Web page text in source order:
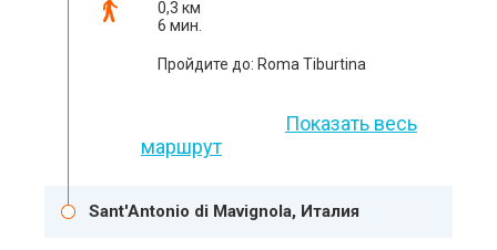
0,3 км
6 мин.
Пройдите до: Roma Tiburtina
Показать весь
маршрут
Sant'Antonio di Mavignola, Италия